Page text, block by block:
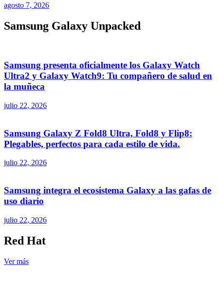
agosto 7, 2026
Samsung Galaxy Unpacked
Samsung presenta oficialmente los Galaxy Watch
Ultra2 y Galaxy Watch9: Tu compañero de salud en
la muñeca
julio 22, 2026
Samsung Galaxy Z Fold8 Ultra, Fold8 y Flip8:
Plegables, perfectos para cada estilo de vida.
julio 22, 2026
Samsung integra el ecosistema Galaxy a las gafas de
uso diario
julio 22, 2026
Red Hat
Ver más